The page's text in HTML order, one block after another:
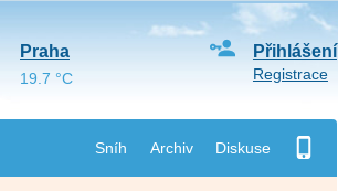
Sníh Archiv Diskuse
Přihlášení
Registrace
Praha
19.7 °C